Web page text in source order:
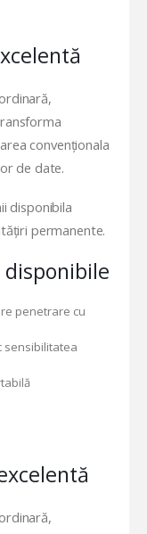
convenționala
de date.
disponibila
permanente.
penetrare cu
sensibilitatea